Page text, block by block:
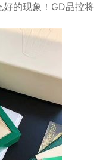
的现象！GD品控将